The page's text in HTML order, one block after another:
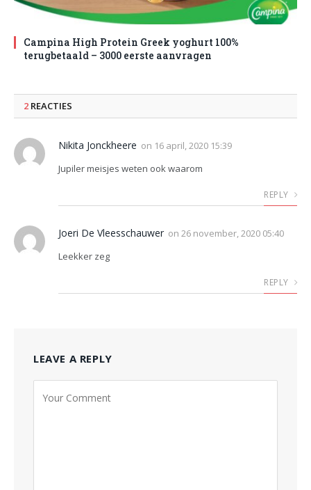
Campina High Protein Greek yoghurt 100%
terugbetaald – 3000 eerste aanvragen
2 REACTIES
Nikita Jonckheere on 16 april, 2020 15:39
Jupiler meisjes weten ook waarom
REPLY
Joeri De Vleesschauwer on 26 november, 2020 05:40
Leekker zeg
REPLY
LEAVE A REPLY